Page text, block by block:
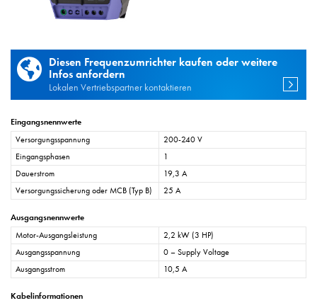
Diesen Frequenzumrichter kaufen oder weitere
Infos anfordern
Lokalen Vertriebspartner kontaktieren
Eingangsnennwerte
Versorgungsspannung
200-240 V
Eingangsphasen
1
Dauerstrom
19,3 A
Versorgungssicherung oder MCB (Typ B)
25 A
Ausgangsnennwerte
Motor-Ausgangsleistung
2,2 kW (3 HP)
Ausgangsspannung
0 – Supply Voltage
Ausgangsstrom
10,5 A
Kabelinformationen